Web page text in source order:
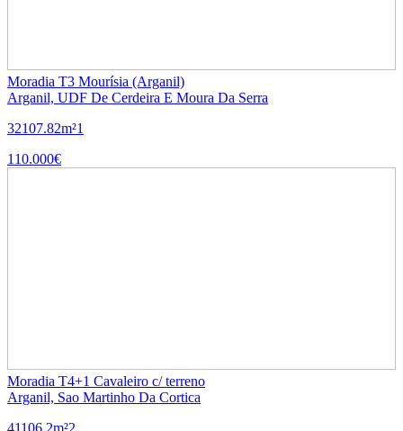
Moradia T3 Mourísia (Arganil)
Arganil, UDF De Cerdeira E Moura Da Serra
32107.82m²1
110.000€
Moradia T4+1 Cavaleiro c/ terreno
Arganil, Sao Martinho Da Cortica
41106.2m²2